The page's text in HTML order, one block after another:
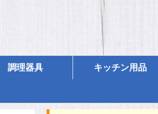
調理器具 キッチン用品